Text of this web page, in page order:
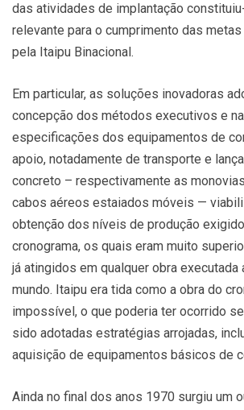
das atividades de implantação
relevante para o cumprimento das
pela Itaipu Binacional.
Em particular, as soluções inovadoras
concepção dos métodos executivos e
especificações dos equipamentos de
apoio, notadamente de transporte e
concreto – respectivamente as
cabos aéreos estaiados móveis —
obtenção dos níveis de produção
cronograma, os quais eram muito
já atingidos em qualquer obra executada
mundo. Itaipu era tida como a obra do
impossível, o que poderia ter ocorrido
sido adotadas estratégias arrojadas,
aquisição de equipamentos básicos de
Ainda no final dos anos 1970 surgiu um